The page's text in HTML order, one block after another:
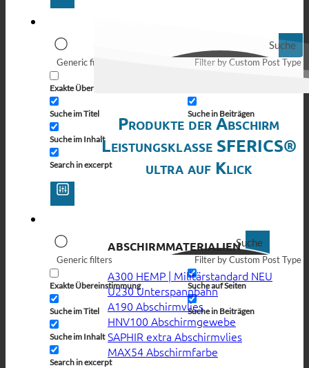
Suche
Generic filters
Exakte Übereinstimmung
Suche im Titel
Suche im Inhalt
Search in excerpt
Filter by Custom Post Type
Suche in Beiträgen
Suche
Generic filters
Exakte Übereinstimmung
Suche im Titel
Suche im Inhalt
Search in excerpt
Filter by Custom Post Type
Suche auf Seiten
Suche in Beiträgen
Produkte der Abschirm
Leistungsklasse SFERICS®
ultra auf Klick
ABSCHIRMMATERIALIEN
A300 HEMP | Militärstandard
U230 Unterspannbahn
A190 Abschirmvlies
HNV100 Abschirmgewebe
SAPHIR extra Abschirmvlies
MAX54 Abschirmfarbe